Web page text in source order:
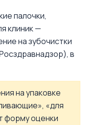
палочки,
клиник —
на зубочистки
в
на упаковке
«для
форму оценки